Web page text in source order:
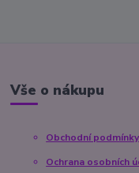
Vše o nákupu
Obchodní podmínky
Ochrana osobních